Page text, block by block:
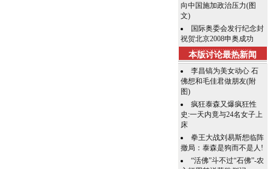
向中国施加政治压力(图
文)
国际奥委会发行纪念封
祝贺北京2008申奥成功
本版讨论最热新闻
李昌镐为美女动心 石
佛想和毛佳君做朋友(附
图)
疯狂泰森又爆疯狂性
史:一天内竟与24名女子上
床
拳王大战刘易斯想临阵
撤局：泰森是狗而不是人!
“活佛”斗不过“石佛”-农